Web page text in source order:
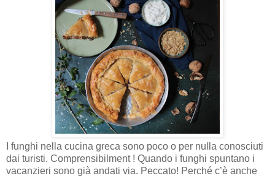
I funghi nella cucina greca sono poco o per nulla conosciuti
dai turisti. Comprensibilment ! Quando i funghi spuntano i
vacanzieri sono già andati via. Peccato! Perché c’è anche